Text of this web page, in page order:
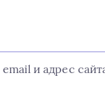
и адрес